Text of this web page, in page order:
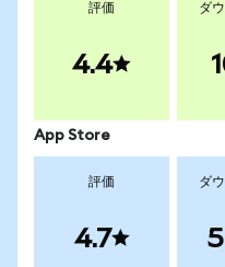
評価
4.4
ダ
App Store
評価
4.7
ダ